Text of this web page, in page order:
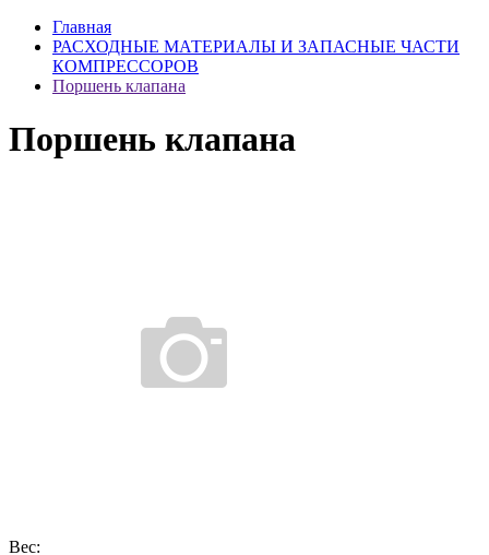
Главная
РАСХОДНЫЕ МАТЕРИАЛЫ И ЗАПАСНЫЕ ЧАСТИ
КОМПРЕССОРОВ
Поршень клапана
Поршень клапана
Вес: